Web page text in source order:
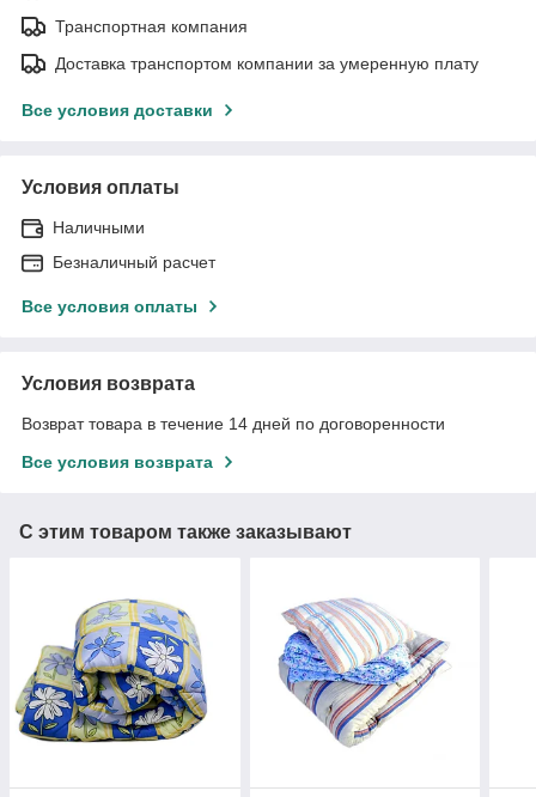
Транспортная компания
Доставка транспортом компании за умеренную плату
Все условия доставки
Условия оплаты
Наличными
Безналичный расчет
Все условия оплаты
Условия возврата
Возврат товара в течение 14 дней по договоренности
Все условия возврата
С этим товаром также заказывают